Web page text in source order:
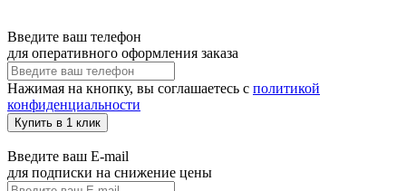
Введите ваш телефон
для оперативного оформления заказа
Нажимая на кнопку, вы соглашаетесь с политикой
конфиденциальности
Купить в 1 клик
Введите ваш E-mail
для подписки на снижение цены